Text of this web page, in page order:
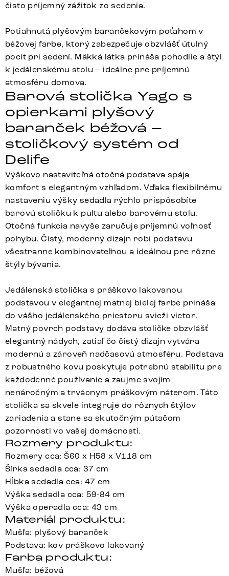
čisto príjemný zážitok zo sedenia.
Potiahnutá plyšovým barančekovým poťahom v
béžovej farbe, ktorý zabezpečuje obzvlášť útulný
pocit pri sedení. Mäkká látka prináša pohodlie a štýl
k jedálenskému stolu – ideálne pre príjemnú
atmosféru domova.
Barová stolička Yago s
opierkami plyšový
baranček béžová –
stoličkový systém od
Delife
Výškovo nastaviteľná otočná podstava spája
komfort s elegantným vzhľadom. Vďaka flexibilnému
nastaveniu výšky sedadla rýchlo prispôsobíte
barovú stoličku k pultu alebo barovému stolu.
Otočná funkcia navyše zaručuje príjemnú voľnosť
pohybu. Čistý, moderný dizajn robí podstavu
všestranne kombinovateľnou a ideálnou pre rôzne
štýly bývania.
Jedálenská stolička s práškovo lakovanou
podstavou v elegantnej matnej bielej farbe prináša
do vášho jedálenského priestoru svieži vietor.
Matný povrch podstavy dodáva stoličke obzvlášť
elegantný nádych, zatiaľ čo čistý dizajn vytvára
modernú a zároveň nadčasovú atmosféru. Podstava
z robustného kovu poskytuje potrebnú stabilitu pre
každodenné používanie a zaujme svojím
nenáročným a trvácnym práškovým náterom. Táto
stolička sa skvele integruje do rôznych štýlov
zariadenia a stane sa skutočným pútačom
pozornosti vo vašej domácnosti.
Rozmery produktu:
Rozmery cca: Š60 x H58 x V118 cm
Šírka sedadla cca: 37 cm
Hĺbka sedadla cca: 47 cm
Výška sedadla cca: 59-84 cm
Výška operadla cca: 43 cm
Materiál produktu:
Mušľa: plyšový baranček
Podstava: kov práškovo lakovaný
Farba produktu:
Mušľa: béžová